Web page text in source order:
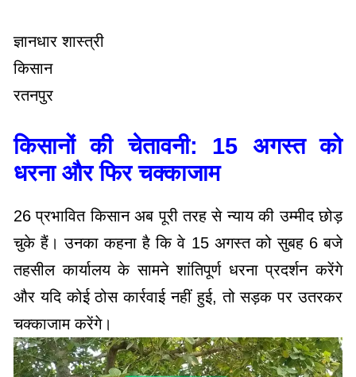
ज्ञानधार शास्त्री
किसान
रतनपुर
किसानों की चेतावनी: 15 अगस्त को
धरना और फिर चक्काजाम
26 प्रभावित किसान अब पूरी तरह से न्याय की उम्मीद छोड़
चुके हैं। उनका कहना है कि वे 15 अगस्त को सुबह 6 बजे
तहसील कार्यालय के सामने शांतिपूर्ण धरना प्रदर्शन करेंगे
और यदि कोई ठोस कार्रवाई नहीं हुई, तो सड़क पर उतरकर
चक्काजाम करेंगे।